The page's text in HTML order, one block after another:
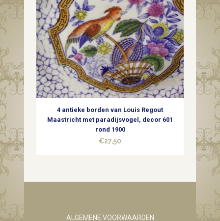
4 antieke borden van Louis Regout
Maastricht met paradijsvogel, decor 601
rond 1900
€27,50
ALGEMENE VOORWAARDEN